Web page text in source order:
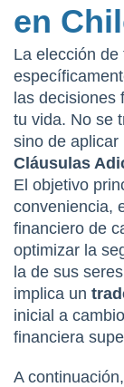
en
La elección
las decisiones
tu vida. No se
sino de aplicar
Cláusulas
El objetivo
conveniencia,
financiero de
optimizar la
la de sus
implica un
inicial a
financiera
A